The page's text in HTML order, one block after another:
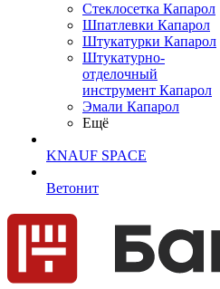
Cтеклосетка Капарол
Шпатлевки Капарол
Штукатурки Капарол
Штукатурно-
отделочный
инструмент Капарол
Эмали Капарол
Ещё
KNAUF SPACE
Ветонит